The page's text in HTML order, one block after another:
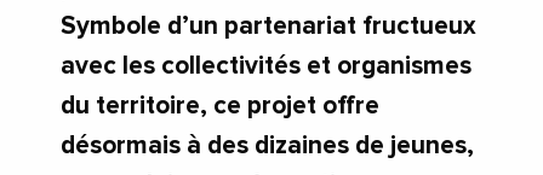
Symbole d’un partenariat fructueux
avec les collectivités et organismes
du territoire, ce projet offre
désormais à des dizaines de jeunes,